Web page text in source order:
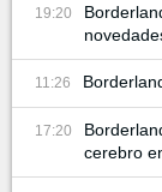
19:20
11:26
17:20
cerebro